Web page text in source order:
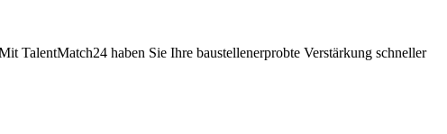
TalentMatch24 haben Sie Ihre baustellenerprobte Verstärkung schneller